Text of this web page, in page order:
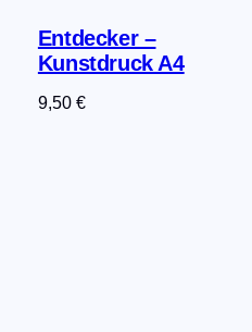
Entdecker –
Kunstdruck A4
9,50 €